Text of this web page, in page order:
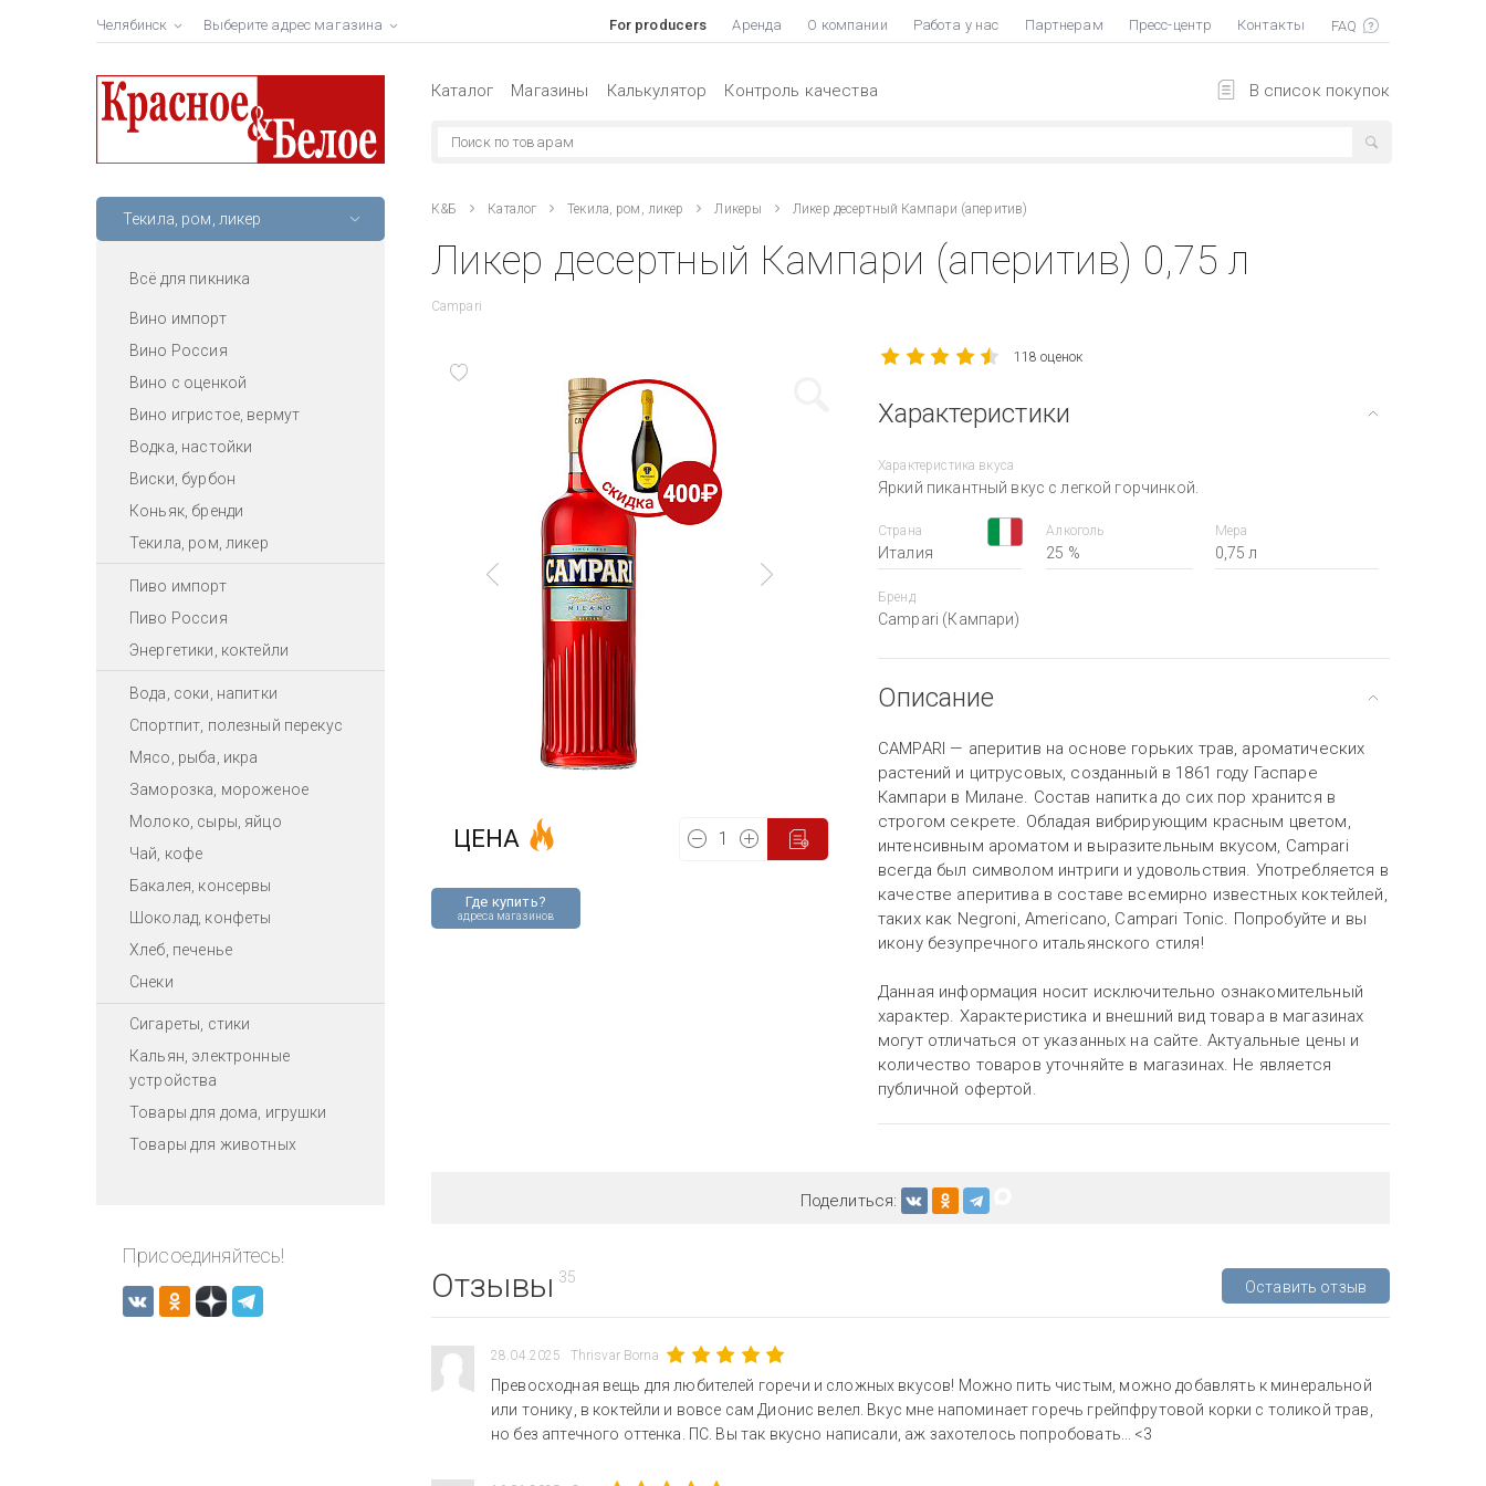
Челябинск Выберите адрес магазина For producers Аренда О компании Работа у нас Партнерам Пресс-центр Контакты
В список покупок
Каталог Магазины Калькулятор Контроль качества
Текила, ром, ликер
Всё для пикника
Вино импорт
Вино Россия
Вино с оценкой
Вино игристое, вермут
Водка, настойки
Виски, бурбон
Коньяк, бренди
Текила, ром, ликер
Пиво импорт
Пиво Россия
Энергетики, коктейли
Вода, соки, напитки
Спортпит, полезный перекус
Мясо, рыба, икра
Заморозка, мороженое
Молоко, сыры, яйцо
Чай, кофе
Бакалея, консервы
Шоколад, конфеты
Хлеб, печенье
Снеки
Сигареты, стики
Кальян, электронные
устройства
Товары для дома, игрушки
Товары для животных
Присоединяйтесь!
К&Б Каталог Текила, ром, ликер Ликеры Ликер десертный Кампари (аперитив)
Ликер десертный Кампари (аперитив) 0,75 л
Campari
Где купить?
адреса магазинов
ЦЕНА
118 оценок
Характеристики
Характеристика вкуса
Яркий пикантный вкус с легкой горчинкой.
Страна
Италия
Алкоголь
25 %
Мера
0,75 л
Бренд
Campari (Кампари)
Описание
CAMPARI — аперитив на основе горьких трав, ароматических
растений и цитрусовых, созданный в 1861 году Гаспаре
Кампари в Милане. Состав напитка до сих пор хранится в
строгом секрете. Обладая вибрирующим красным цветом,
интенсивным ароматом и выразительным вкусом, Campari
всегда был символом интриги и удовольствия. Употребляется в
качестве аперитива в составе всемирно известных коктейлей,
таких как Negroni, Americano, Campari Tonic. Попробуйте и вы
икону безупречного итальянского стиля!
Данная информация носит исключительно ознакомительный
характер. Характеристика и внешний вид товара в магазинах
могут отличаться от указанных на сайте. Актуальные цены и
количество товаров уточняйте в магазинах. Не является
публичной офертой.
Поделиться:
Отзывы 35
Оставить отзыв
28.04.2025 Thrisvar Borna
Превосходная вещь для любителей горечи и сложных вкусов! Можно пить чистым, можно добавлять к минеральной
или тонику, в коктейли и вовсе сам Дионис велел. Вкус мне напоминает горечь грейпфрутовой корки с толикой трав,
но без аптечного оттенка. ПС. Вы так вкусно написали, аж захотелось попробовать... <3